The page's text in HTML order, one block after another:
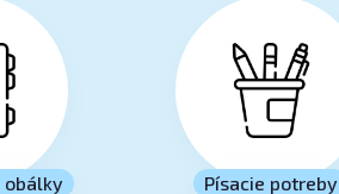
obálky Písacie potreby